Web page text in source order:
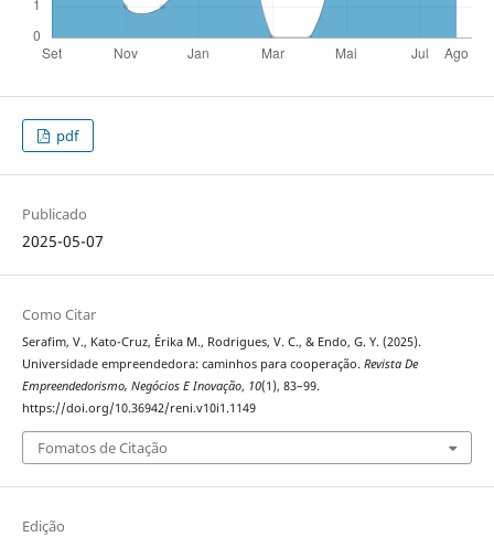
pdf
Publicado
2025-05-07
Como Citar
Serafim, V., Kato-Cruz, Érika M., Rodrigues, V. C., & Endo, G. Y. (2025).
Universidade empreendedora: caminhos para cooperação. Revista De
Empreendedorismo, Negócios E Inovação, 10(1), 83–99.
https://doi.org/10.36942/reni.v10i1.1149
Fomatos de Citação
Edição